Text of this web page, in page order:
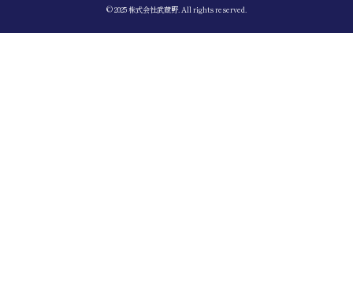
© 2025 株式会社武蔵野. All rights reserved.